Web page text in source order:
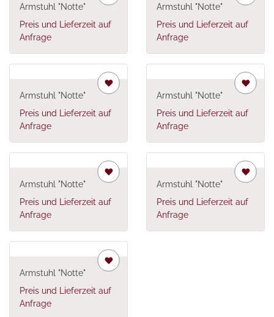
Armstuhl "Notte"
Preis und Lieferzeit auf
Anfrage
Armstuhl "Notte"
Preis und Lieferzeit auf
Anfrage
Armstuhl "Notte"
Preis und Lieferzeit auf
Anfrage
Armstuhl "Notte"
Preis und Lieferzeit auf
Anfrage
Armstuhl "Notte"
Preis und Lieferzeit auf
Anfrage
Armstuhl "Notte"
Preis und Lieferzeit auf
Anfrage
Armstuhl "Notte"
Preis und Lieferzeit auf
Anfrage